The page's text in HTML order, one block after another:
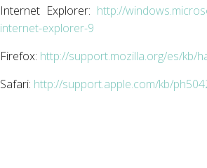
Internet Explorer: http://
internet-explorer-9
Firefox: http://support.mozilla.org/es/kb/
Safari: http://support.apple.com/kb/